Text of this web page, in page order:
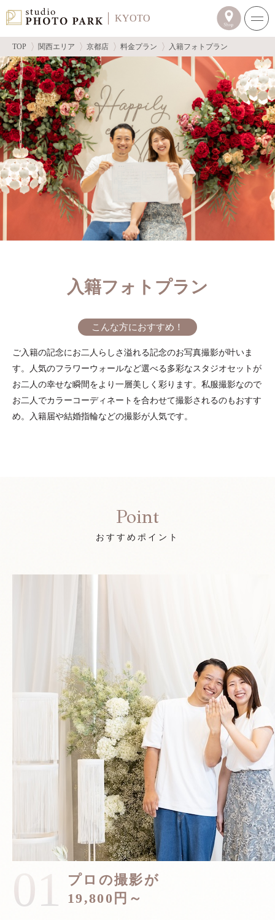
KYOTO
TOP 関西エリア 京都店 料金プラン 入籍フォトプラン
入籍フォトプラン
こんな方におすすめ！
ご入籍の記念にお二人らしさ溢れる記念のお写真撮影が叶いま
す。人気のフラワーウォールなど選べる多彩なスタジオセットが
お二人の幸せな瞬間をより一層美しく彩ります。私服撮影なので
お二人でカラーコーディネートを合わせて撮影されるのもおすす
め。入籍届や結婚指輪などの撮影が人気です。
Point
おすすめポイント
01
プロの撮影が
19,800円～